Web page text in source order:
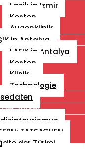
Lasik in Izmir
Kosten
Augenklinik
in Antalya
LASIK in Antalya
Kosten
Klinik
Technologie
Türkei
TATSACHEN
der Türkei